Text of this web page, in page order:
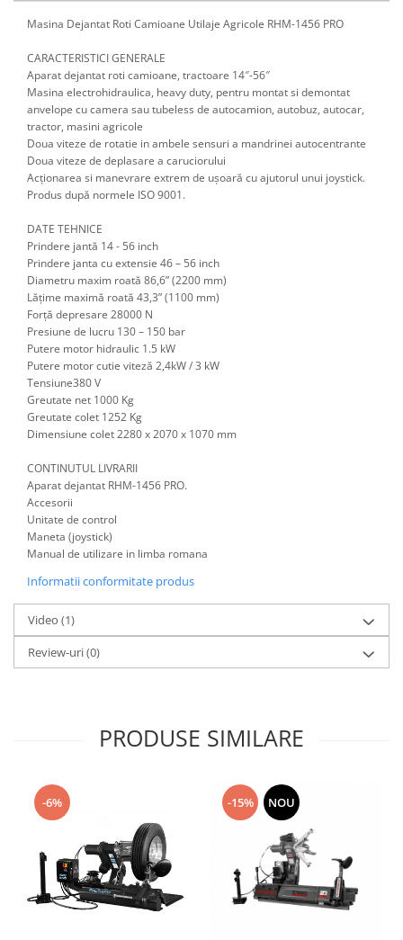
Scule speciale
Scule suspensie
Scule transmisie
Set / trusa chei tubulare
Set burghie si freze
Set chei
Set prelungitoare
Testare cuplu dinamometric de
strangere
Trusa / Set tarozi si filiere
Trusa imbus hex,torx,ribe,M-uri
Tubulare speciale
Masina Dejantat Roti Camioane Utilaje Agricole RHM-1456 PRO
CARACTERISTICI GENERALE
Aparat dejantat roti camioane, tractoare 14″-56″
Masina electrohidraulica, heavy duty, pentru montat si demontat
anvelope cu camera sau tubeless de autocamion, autobuz, autocar,
tractor, masini agricole
Doua viteze de rotatie in ambele sensuri a mandrinei autocentrante
Doua viteze de deplasare a caruciorului
Acționarea si manevrare extrem de ușoară cu ajutorul unui joystick.
Produs după normele ISO 9001.
DATE TEHNICE
Prindere jantă 14 - 56 inch
Prindere janta cu extensie 46 – 56 inch
Diametru maxim roată 86,6” (2200 mm)
Lățime maximă roată 43,3” (1100 mm)
Forță depresare 28000 N
Presiune de lucru 130 – 150 bar
Putere motor hidraulic 1.5 kW
Putere motor cutie viteză 2,4kW / 3 kW
Tensiune380 V
Greutate net 1000 Kg
Greutate colet 1252 Kg
Dimensiune colet 2280 x 2070 x 1070 mm
CONTINUTUL LIVRARII
Aparat dejantat RHM-1456 PRO.
Accesorii
Unitate de control
Maneta (joystick)
Manual de utilizare in limba romana
Informatii conformitate produs
Video (1)
Review-uri(0)
PRODUSE SIMILARE
-6% -15% NOU